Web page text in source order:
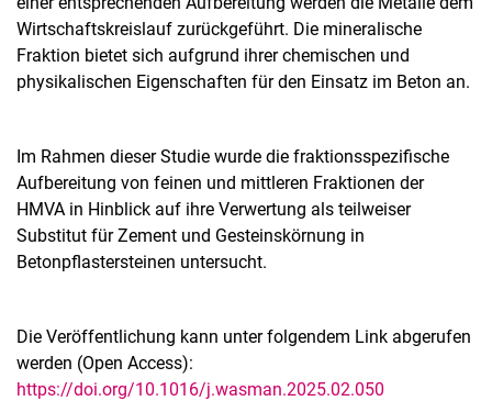
Wirtschaftskreislauf zurückgeführt. Die mineralische
Fraktion bietet sich aufgrund ihrer chemischen und
physikalischen Eigenschaften für den Einsatz im Beton an.
Im Rahmen dieser Studie wurde die fraktionsspezifische
Aufbereitung von feinen und mittleren Fraktionen der
HMVA in Hinblick auf ihre Verwertung als teilweiser
Substitut für Zement und Gesteinskörnung in
Betonpflastersteinen untersucht.
Die Veröffentlichung kann unter folgendem Link abgerufen
werden (Open Access):
https://doi.org/10.1016/j.wasman.2025.02.050